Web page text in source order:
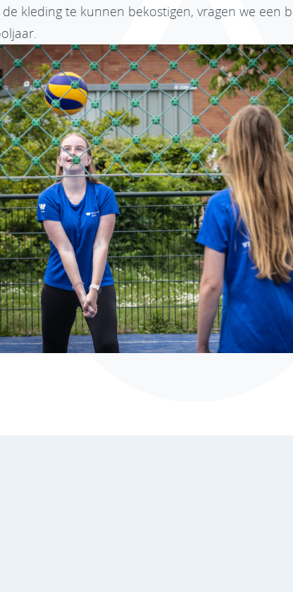
kleding te kunnen bekostigen, vragen we een